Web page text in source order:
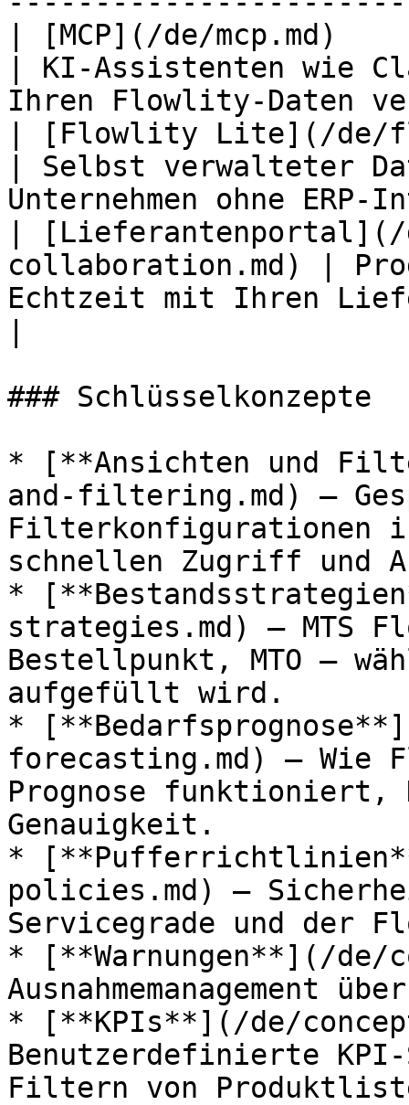
| [MCP](/de/mcp.md)
| KI-Assistenten wie
Ihren Flowlity-Daten
| [Flowlity Lite](/de/
| Selbst verwalteter
Unternehmen ohne
|
collaboration.md) |
Echtzeit mit Ihren
### Schlüsselkonzepte
* [**Ansichten und
and-filtering.md) —
Filterkonfigurationen
schnellen Zugriff und
*
strategies.md) — MTS
Bestellpunkt, MTO —
aufgefüllt wird.
*
forecasting.md) —
Prognose funktioniert,
Genauigkeit.
*
policies.md) —
Servicegrade und der
* [**Warnungen**](/de/
Ausnahmemanagement
* [**KPIs**](/de/
Benutzerdefinierte
Filtern von